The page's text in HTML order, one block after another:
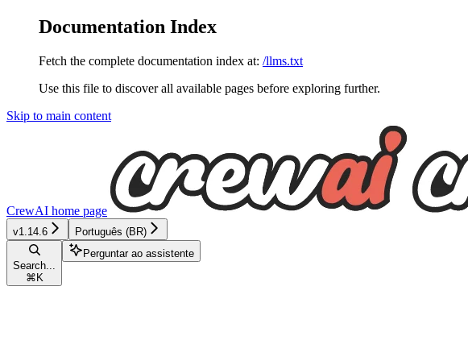
Documentation Index
Fetch the complete documentation index at: /llms.txt
Use this file to discover all available pages before exploring further.
Skip to main content
CrewAI home page
v1.14.6 Português (BR)
Search...
⌘ K
Perguntar ao assistente